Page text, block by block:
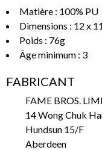
Matière : 100% PU
Dimensions : 12 x
Poids : 76g
Âge minimum : 3
FABRICANT
FAME BROS.
14 Wong Chuk
Hundsun 15/F
Aberdeen